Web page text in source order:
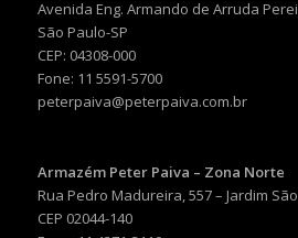
Avenida Eng. Armando de Arruda
São Paulo-SP
CEP: 04308-000
Fone: 11 5591-5700
peterpaiva@peterpaiva.com.br
Armazém Peter Paiva – Zona Norte
Rua Pedro Madureira, 557 – Jardim
CEP 02044-140